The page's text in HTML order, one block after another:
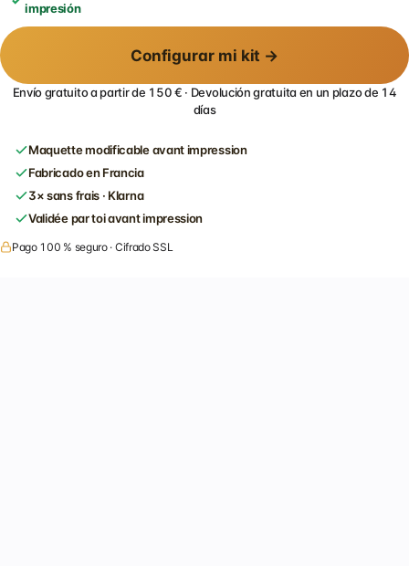
impresión
Configurar mi kit →
Envío gratuito a partir de 150 € · Devolución gratuita en un plazo de 14
días
Maquette modificable avant impression
Fabricado en Francia
3× sans frais · Klarna
Validée par toi avant impression
Pago 100 % seguro · Cifrado SSL